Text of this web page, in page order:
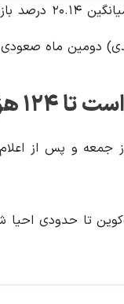
، از سال ۲۰۱۳
جهش کند